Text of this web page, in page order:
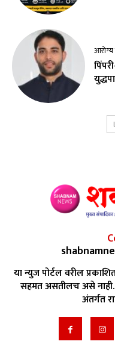
या न्युज पोर्टल वरील
सहमत असतीलच असे नाही.
अंतर्गत